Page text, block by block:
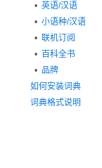
• 英语/汉语
• 小语种/汉语
• 联机订阅
• 百科全书
• 品牌
如何安装词典
词典格式说明